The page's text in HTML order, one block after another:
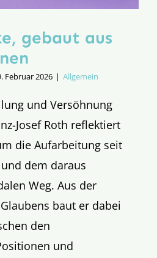
gebaut aus
Februar 2026 | Allgemein
und Versöhnung
Josef Roth reflektiert
die Aufarbeitung seit
dem daraus
Weg. Aus der
baut er dabei
den
und